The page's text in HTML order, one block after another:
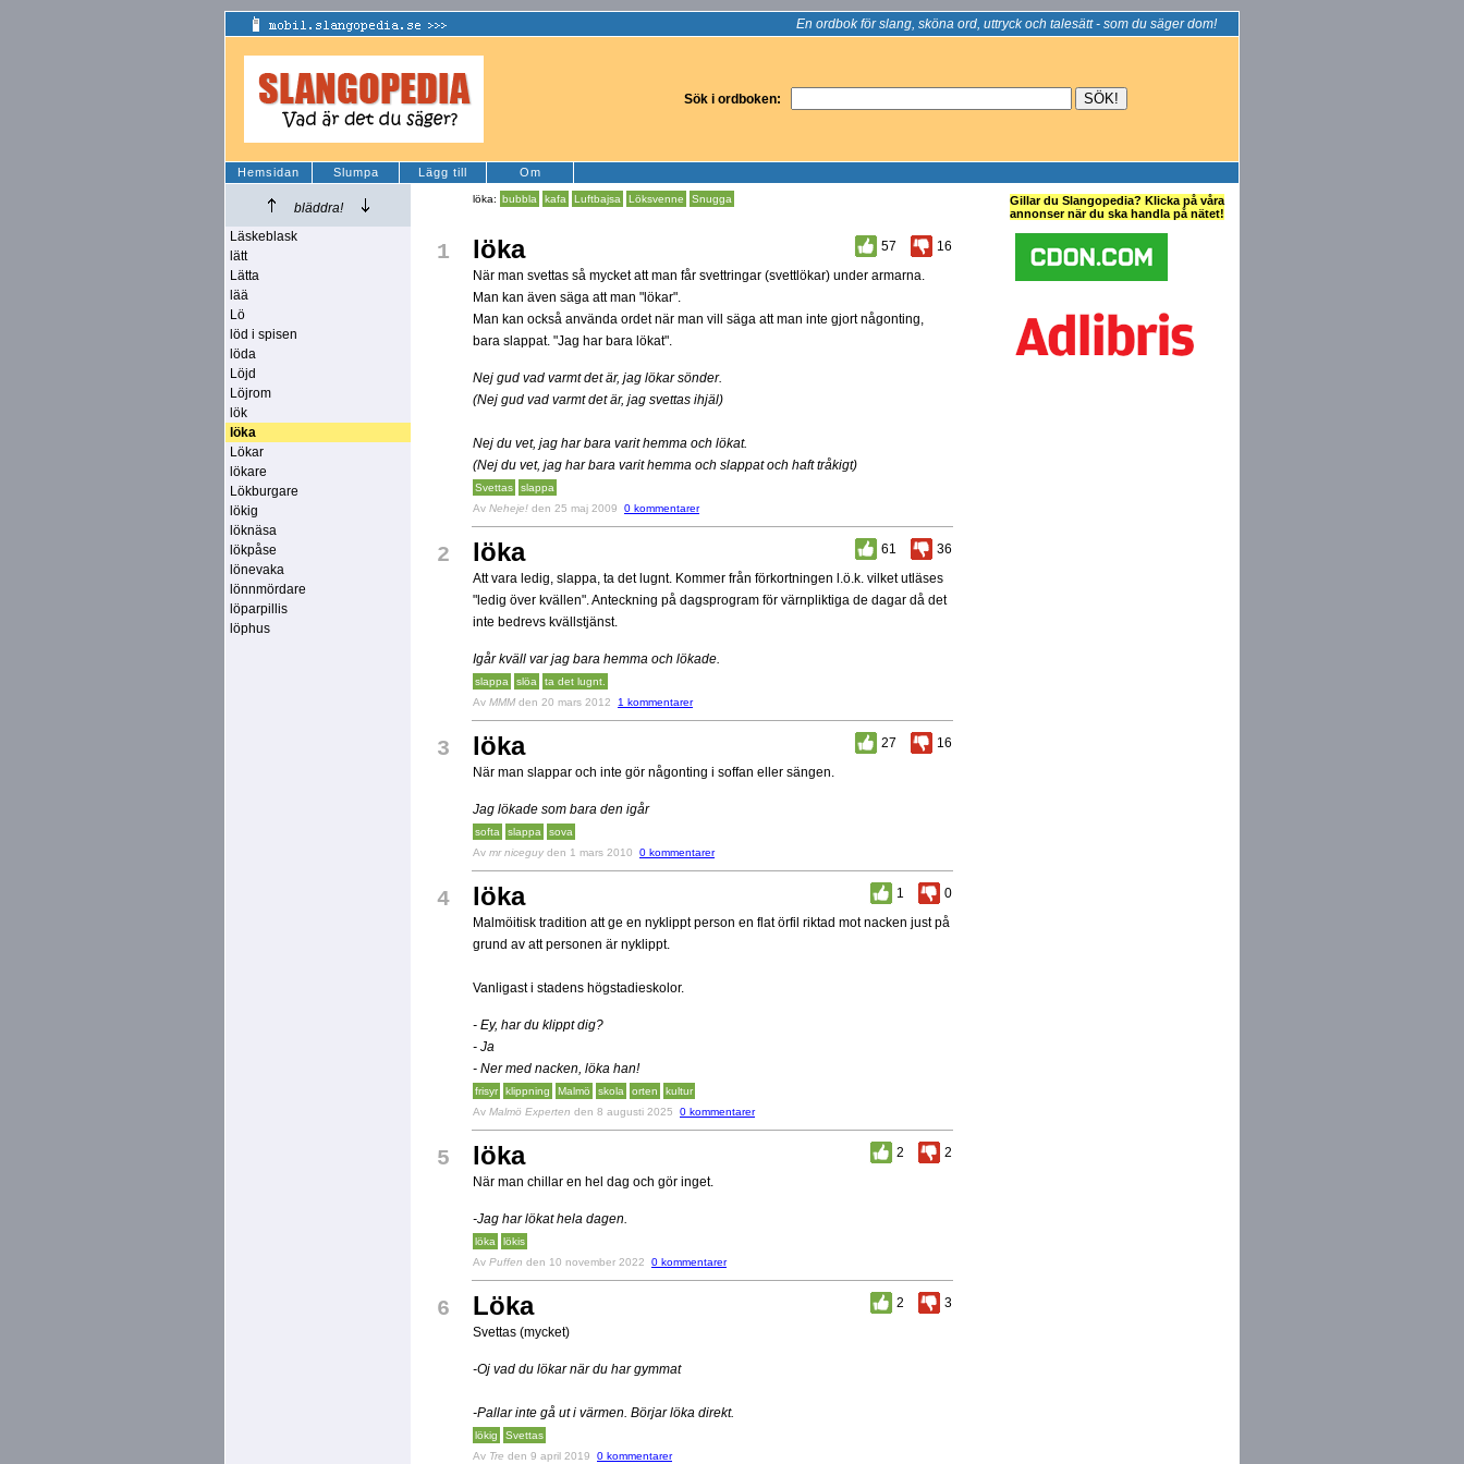
En ordbok för slang, sköna ord, uttryck och talesätt - som du säger dom!
Sök i ordboken:
Hemsidan Slumpa Lägg till Om
bläddra!
Läskeblask
lätt
Lätta
lää
Lö
löd i spisen
löda
Löjd
Löjrom
lök
löka
Lökar
lökare
Lökburgare
lökig
löknäsa
lökpåse
lönevaka
lönnmördare
löparpillis
löphus
löka: bubbla kafa Luftbajsa Löksvenne Snugga
1 löka 57
16
När man svettas så mycket att man får svettringar (svettlökar) under armarna.
Man kan även säga att man "lökar".
Man kan också använda ordet när man vill säga att man inte gjort någonting,
bara slappat. "Jag har bara lökat".
Nej gud vad varmt det är, jag lökar sönder.
(Nej gud vad varmt det är, jag svettas ihjäl)
Nej du vet, jag har bara varit hemma och lökat.
(Nej du vet, jag har bara varit hemma och slappat och haft tråkigt)
Svettas
slappa
Av Neheje! den 25 maj 2009 0 kommentarer
2 löka 61
36
Att vara ledig, slappa, ta det lugnt. Kommer från förkortningen l.ö.k. vilket utläses
"ledig över kvällen". Anteckning på dagsprogram för värnpliktiga de dagar då det
inte bedrevs kvällstjänst.
Igår kväll var jag bara hemma och lökade.
slappa slöa
ta det lugnt.
Av MMM den 20 mars 2012 1 kommentarer
3 löka 27
16
När man slappar och inte gör någonting i soffan eller sängen.
Jag lökade som bara den igår
softa slappa
sova
Av mr niceguy den 1 mars 2010 0 kommentarer
4 löka 1
0
Malmöitisk tradition att ge en nyklippt person en flat örfil riktad mot nacken just på
grund av att personen är nyklippt.
Vanligast i stadens högstadieskolor.
- Ey, har du klippt dig?
- Ja
- Ner med nacken, löka han!
frisyr klippning Malmö skola orten
kultur
Av Malmö Experten den 8 augusti 2025 0 kommentarer
5 löka 2
2
När man chillar en hel dag och gör inget.
-Jag har lökat hela dagen.
löka
lökis
Av Puffen den 10 november 2022 0 kommentarer
6 Löka 2
3
Svettas (mycket)
-Oj vad du lökar när du har gymmat
-Pallar inte gå ut i värmen. Börjar löka direkt.
lökig
Svettas
Av Tre den 9 april 2019 0 kommentarer
Gillar du Slangopedia? Klicka på våra
annonser när du ska handla på nätet!